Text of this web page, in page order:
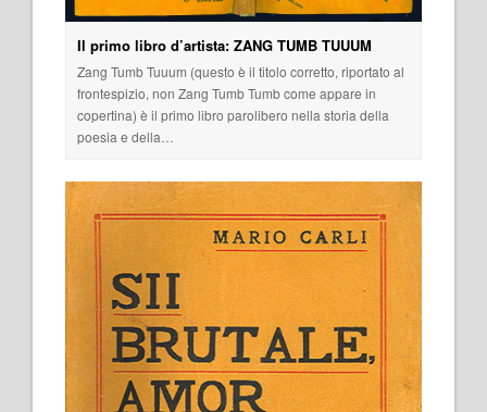
Il primo libro d’artista: ZANG TUMB TUUUM
Zang Tumb Tuuum (questo è il titolo corretto, riportato al
frontespizio, non Zang Tumb Tumb come appare in
copertina) è il primo libro parolibero nella storia della
poesia e della…